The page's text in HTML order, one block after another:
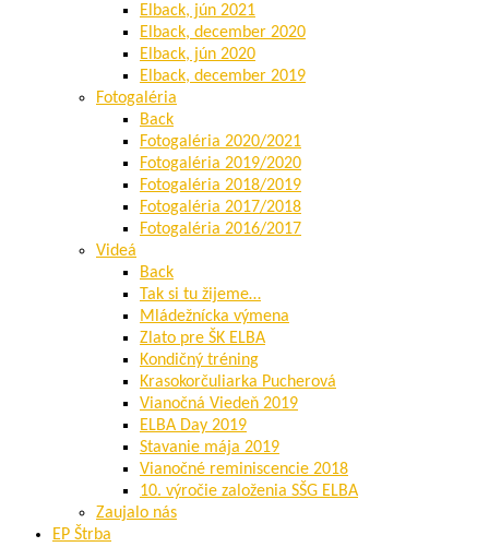
Elback, jún 2021
Elback, december 2020
Elback, jún 2020
Elback, december 2019
Fotogaléria
Back
Fotogaléria 2020/2021
Fotogaléria 2019/2020
Fotogaléria 2018/2019
Fotogaléria 2017/2018
Fotogaléria 2016/2017
Videá
Back
Tak si tu žijeme…
Mládežnícka výmena
Zlato pre ŠK ELBA
Kondičný tréning
Krasokorčuliarka Pucherová
Vianočná Viedeň 2019
ELBA Day 2019
Stavanie mája 2019
Vianočné reminiscencie 2018
10. výročie založenia SŠG ELBA
Zaujalo nás
EP Štrba